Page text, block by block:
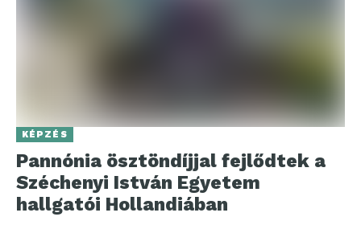
KÉPZÉS
Pannónia ösztöndíjjal fejlődtek a
Széchenyi István Egyetem
hallgatói Hollandiában